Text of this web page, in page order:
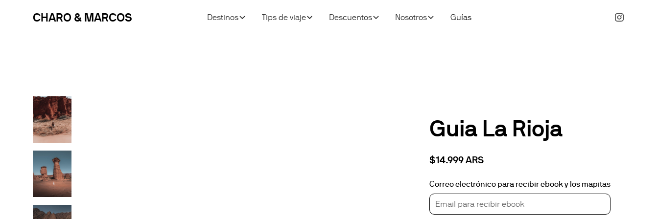
CHARO & MARCOS Destinos Tips de viaje Descuentos Nosotros Guías
Guia La Rioja
$14.999 ARS
Correo electrónico para recibir ebook y los mapitas